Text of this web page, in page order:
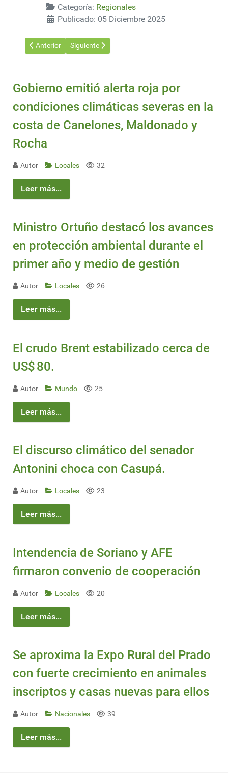
Categoría: Regionales
Publicado: 05 Diciembre 2025
Artículo anterior: Argentina destaca la postergación del
Anterior Artículo siguiente: De las raíces al dosel del bosque
Siguiente
Gobierno emitió alerta roja por
condiciones climáticas severas en la
costa de Canelones, Maldonado y
Rocha
Autor Locales 32
Leer más...
Ministro Ortuño destacó los avances
en protección ambiental durante el
primer año y medio de gestión
Autor Locales 26
Leer más...
El crudo Brent estabilizado cerca de
US$ 80.
Autor Mundo 25
Leer más...
El discurso climático del senador
Antonini choca con Casupá.
Autor Locales 23
Leer más...
Intendencia de Soriano y AFE
firmaron convenio de cooperación
Autor Locales 20
Leer más...
Se aproxima la Expo Rural del Prado
con fuerte crecimiento en animales
inscriptos y casas nuevas para ellos
Autor Nacionales 39
Leer más...